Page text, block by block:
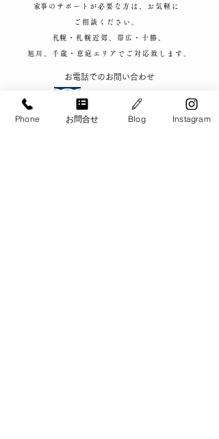
​家事のサポートが必要な方は、お気軽に
ご相談ください。
​札幌・札幌近郊、帯広・十勝、
旭川、千歳・恵庭エリアで ご対応致します。
​お電話でのお問い合わせ
【お問い合わせ対応可能時間】​9:00 - 20:00
Phone お問合せ Blog Instagram